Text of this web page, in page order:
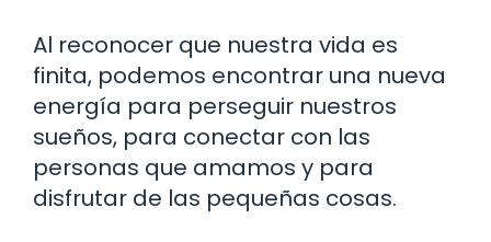
Al reconocer que nuestra vida es
finita, podemos encontrar una nueva
energía para perseguir nuestros
sueños, para conectar con las
personas que amamos y para
disfrutar de las pequeñas cosas.